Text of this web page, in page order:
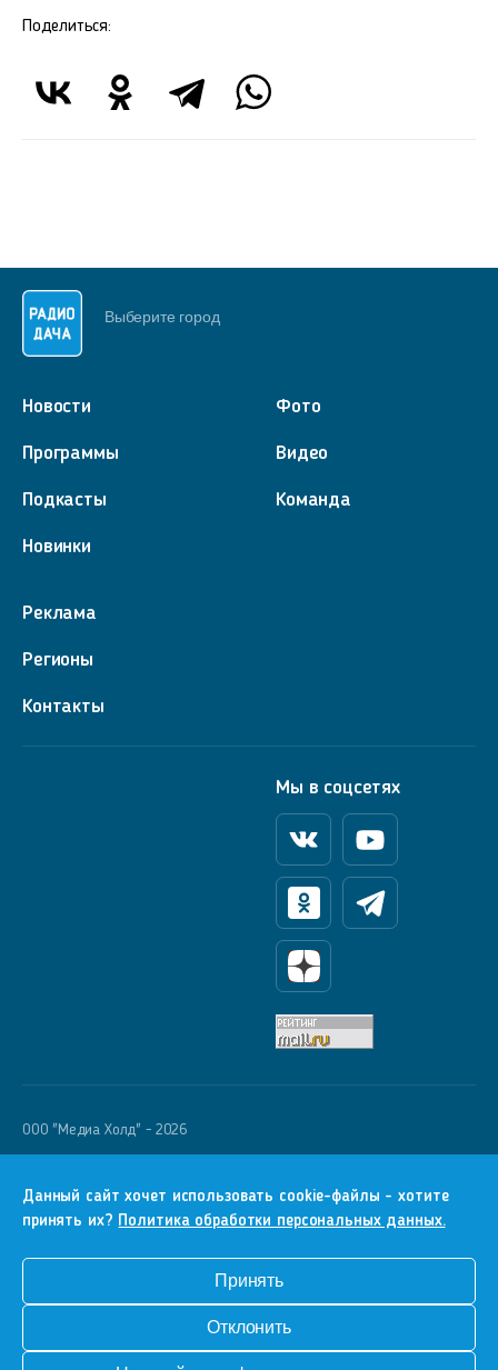
Поделиться:
Выберите город
Новости
Программы
Подкасты
Новинки
Фото
Видео
Команда
Реклама
Регионы
Контакты
Мы в соцсетях
ВконтактеYoutube
ОдноклассникиТелеграм
Яндекс Дзен
OOO "Медиа Холд" - 2026
16+
Информация для правообладателей
Условия
Конфиденциальность
Данный сайт хочет использовать cookie-файлы - хотите
принять их? Политика обработки персональных данных.
Принять
Отклонить